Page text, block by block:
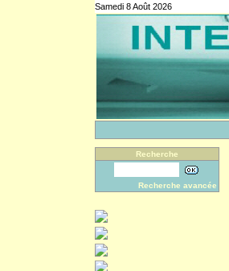
Samedi 8 Août 2026
Recherche
Recherche avancée